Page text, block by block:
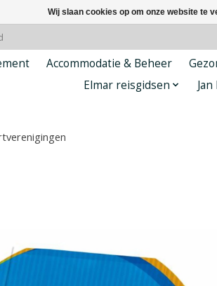
Accommodatie & Beheer
Elmar reisgidsen
Wij slaan cookies op om onze website te